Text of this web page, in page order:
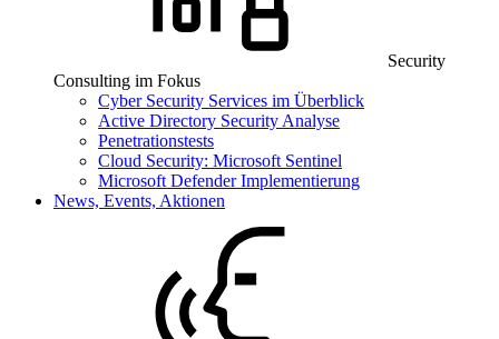
Security
Consulting im Fokus
Cyber Security Services im Überblick
Active Directory Security Analyse
Penetrationstests
Cloud Security: Microsoft Sentinel
Microsoft Defender Implementierung
News, Events, Aktionen